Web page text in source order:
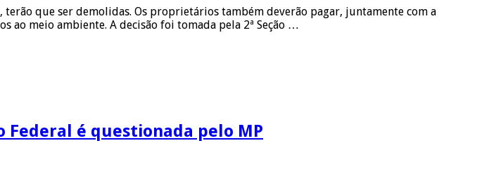
terão que ser demolidas. Os proprietários também deverão pagar, juntamente com a
ao meio ambiente. A decisão foi tomada pela 2ª Seção …
Federal é questionada pelo MP